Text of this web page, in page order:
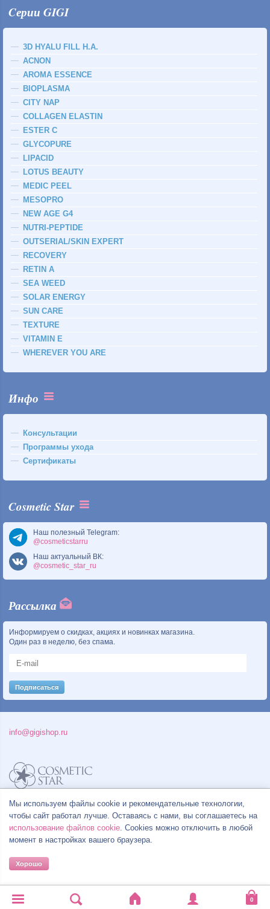
Cерии GIGI
3D HYALU FILL H.A.
ACNON
AROMA ESSENCE
BIOPLASMA
CITY NAP
COLLAGEN ELASTIN
ESTER C
GLYCOPURE
LIPACID
LOTUS BEAUTY
MEDIC PEEL
MESOPRO
NEW AGE G4
NUTRI-PEPTIDE
OUTSERIAL/SKIN EXPERT
RECOVERY
RETIN A
SEA WEED
SOLAR ENERGY
SUN CARE
TEXTURE
VITAMIN E
WHEREVER YOU ARE
Инфо
Консультации
Программы ухода
Сертификаты
Cosmetic Star
Наш полезный Telegram:
@cosmeticstarru
Наш актуальный ВК:
@cosmetic_star_ru
Рассылка
Информируем о скидках, акциях и новинках магазина.
Один раз в неделю, без спама.
Политика конфиденциальности
Правила продажи товаров
Согласие на обработку персональных данных
info@gigishop.ru
© Все права на товарные знаки принадлежат их законным владельцам.
Мы используем файлы cookie и рекомендательные технологии,
чтобы сайт работал лучше. Оставаясь с нами, вы соглашаетесь на
использование файлов cookie. Cookies можно отключить в любой
момент в настройках вашего браузера.
Хорошо